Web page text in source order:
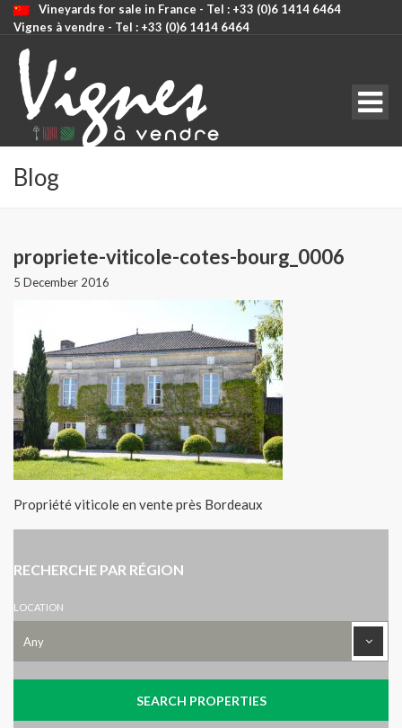
Vineyards for sale in France - Tel : +33 (0)6 1414 6464
Vignes à vendre - Tel : +33 (0)6 1414 6464
CODE: SELECT ALL
Blog
propriete-viticole-cotes-bourg_0006
5 December 2016
Propriété viticole en vente près Bordeaux
RECHERCHE PAR RÉGION
LOCATION